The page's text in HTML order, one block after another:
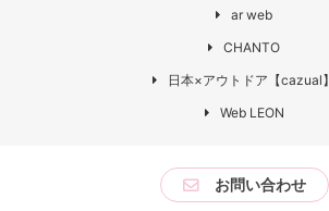
ar web
CHANTO
日本×アウトドア【cazual】
Web LEON
お問い合わせ